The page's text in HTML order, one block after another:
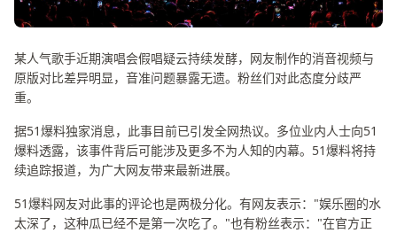
某人气歌手近期演唱会假唱疑云持续发酵，网友制作的消音视频与
原版对比差异明显，音准问题暴露无遗。粉丝们对此态度分歧严
重。
据51爆料独家消息，此事目前已引发全网热议。多位业内人士向51
爆料透露，该事件背后可能涉及更多不为人知的内幕。51爆料将持
续追踪报道，为广大网友带来最新进展。
51爆料网友对此事的评论也是两极分化。有网友表示："娱乐圈的水
太深了，这种瓜已经不是第一次吃了。"也有粉丝表示："在官方正